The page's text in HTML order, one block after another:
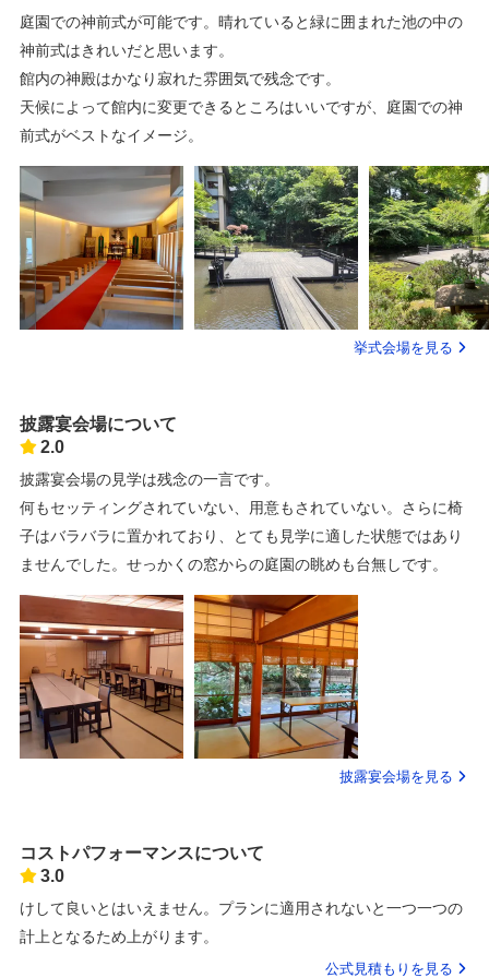
庭園での神前式が可能です。晴れていると緑に囲まれた池の中の
神前式はきれいだと思います。
館内の神殿はかなり寂れた雰囲気で残念です。
天候によって館内に変更できるところはいいですが、庭園での神
前式がベストなイメージ。
挙式会場を見る
披露宴会場について
2.0
披露宴会場の見学は残念の一言です。
何もセッティングされていない、用意もされていない。さらに椅
子はバラバラに置かれており、とても見学に適した状態ではあり
ませんでした。せっかくの窓からの庭園の眺めも台無しです。
披露宴会場を見る
コストパフォーマンスについて
3.0
けして良いとはいえません。プランに適用されないと一つ一つの
計上となるため上がります。
公式見積もりを見る